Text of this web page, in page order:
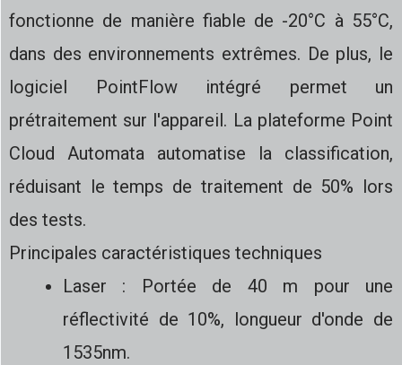
fonctionne de manière fiable de -20°C à 55°C,
dans des environnements extrêmes. De plus, le
logiciel PointFlow intégré permet un
prétraitement sur l'appareil. La plateforme Point
Cloud Automata automatise la classification,
réduisant le temps de traitement de 50% lors
des tests.
Principales caractéristiques techniques
Laser : Portée de 40 m pour une
réflectivité de 10%, longueur d'onde de
1535nm.